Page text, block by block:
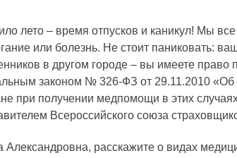
лето – время отпусков и каникул! Мы
или болезнь. Не стоит паниковать:
в другом городе – вы имеете
законом № 326‑ФЗ от 29.11.2010 «Об
при получении медпомощи в этих
Всероссийского союза
Александровна, расскажите о видах